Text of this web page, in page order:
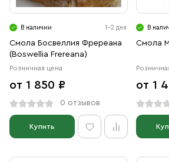
В наличии 1-2 дня
Смола Босвеллия Фререана
(Boswellia Frereana)
Розничная цена
от 1 850 ₽
0 отзывов
Купить
В
Смола
от 1